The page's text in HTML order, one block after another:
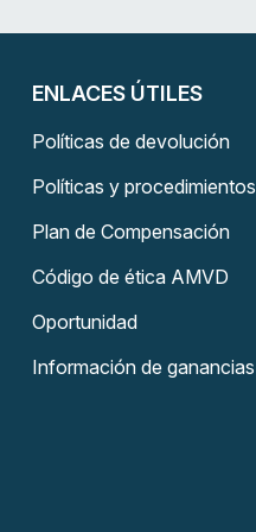
ENLACES ÚTILES
Políticas de devolución
Políticas y procedimientos
Plan de Compensación
Código de ética AMVD
Oportunidad
Información de ganancias